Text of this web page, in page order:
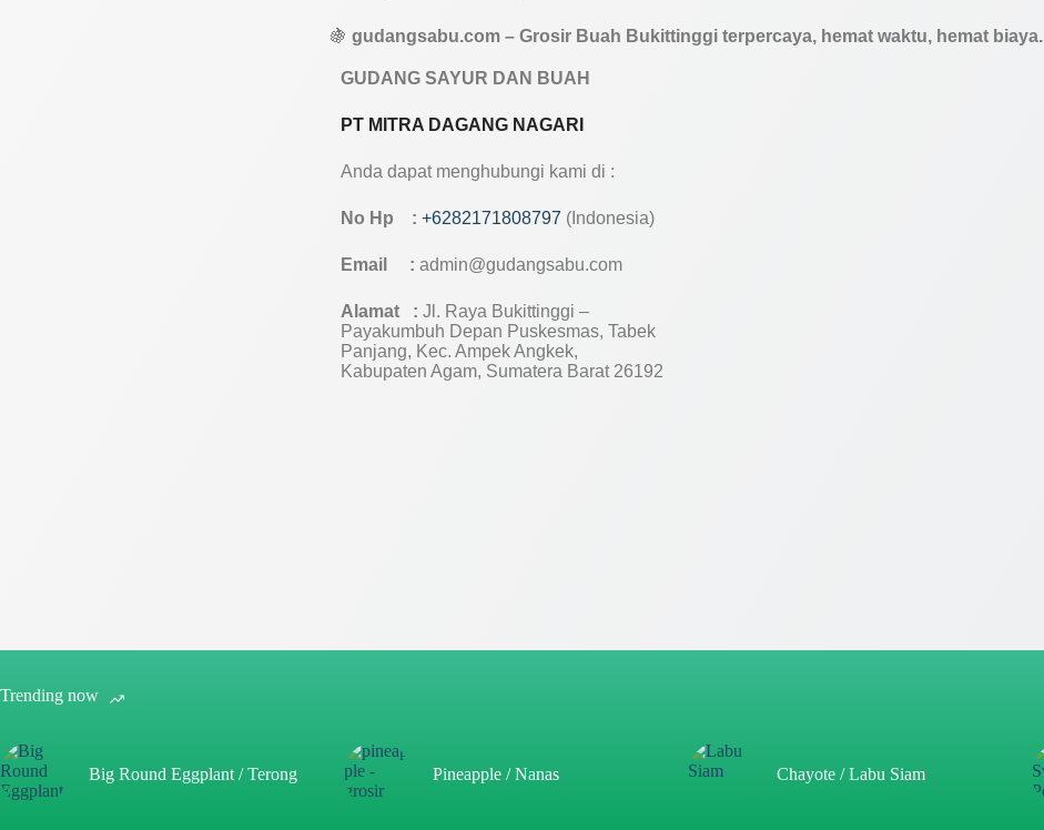
🍇 gudangsabu.com – Grosir Buah Bukittinggi terpercaya, hemat waktu, hemat biaya.
GUDANG SAYUR DAN BUAH
PT MITRA DAGANG NAGARI
Anda dapat menghubungi kami di :
No Hp : +6282171808797 (Indonesia)
Email : admin@gudangsabu.com
Alamat : Jl. Raya Bukittinggi –
Payakumbuh Depan Puskesmas, Tabek
Panjang, Kec. Ampek Angkek,
Kabupaten Agam, Sumatera Barat 26192
Trending now
Big Round Eggplant / Terong Pineapple / Nanas Chayote / Labu Siam